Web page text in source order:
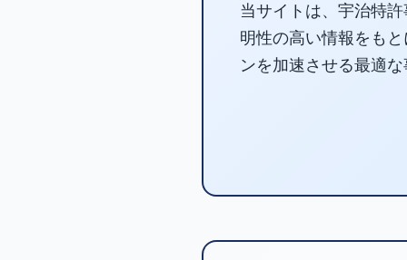
当サイトは、宇治特
明性の高い情報をも
ンを加速させる最適